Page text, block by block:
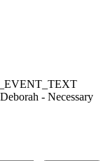
- Necessary